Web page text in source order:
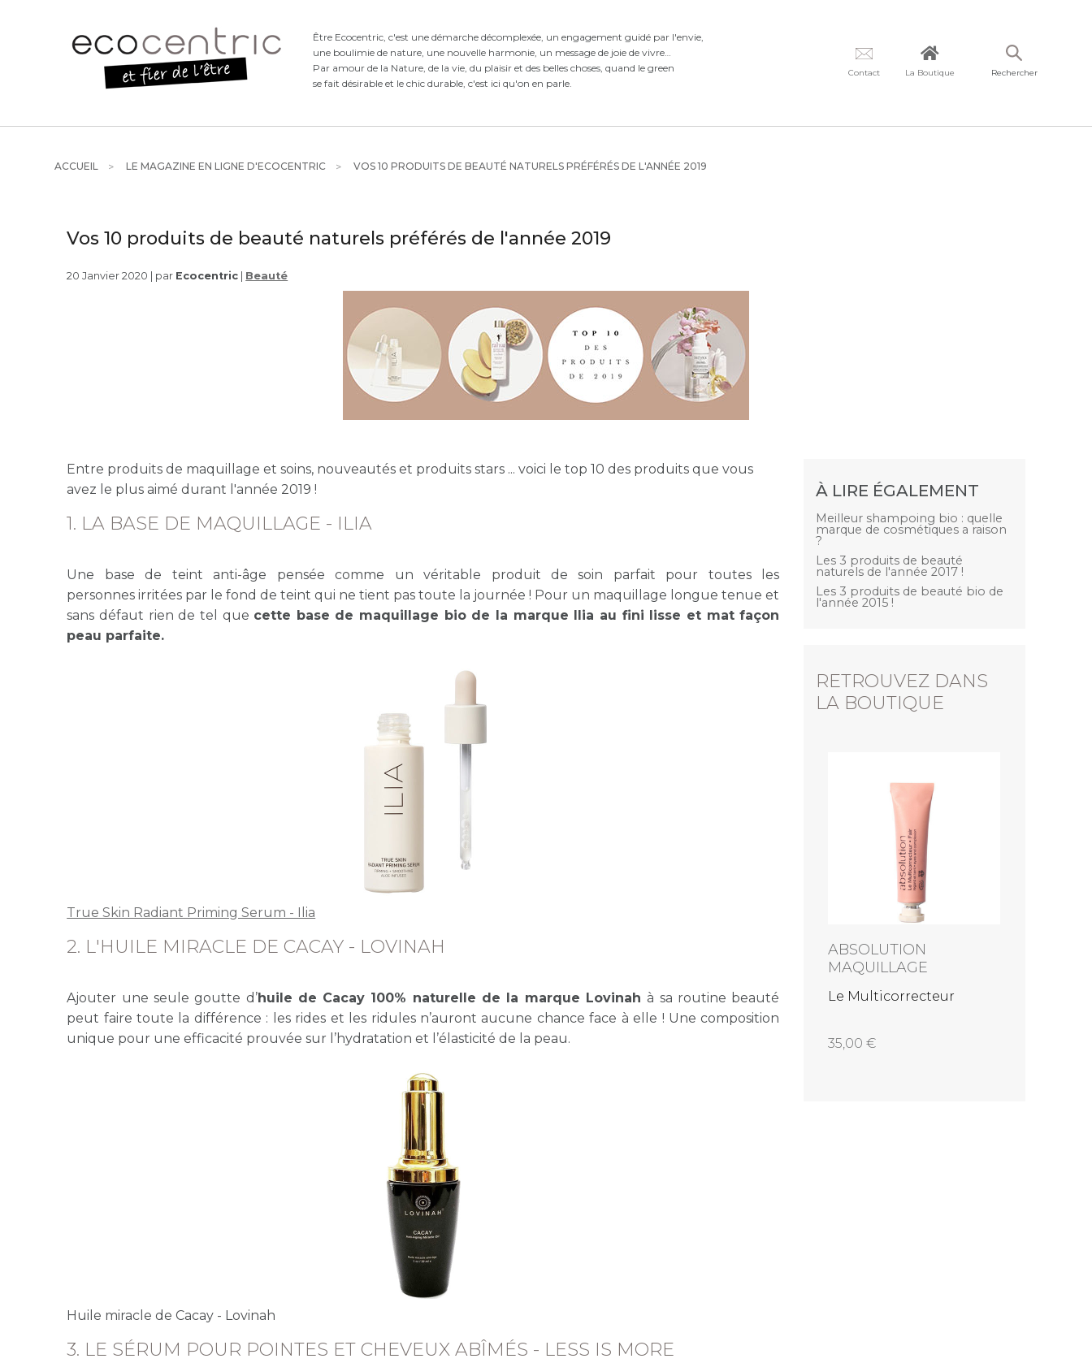
Être Ecocentric, c'est une démarche décomplexée, un engagement guidé par l'envie,
une boulimie de nature, une nouvelle harmonie, un message de joie de vivre
Par amour de la Nature, de la vie, du plaisir et des belles choses, quand le green
se fait désirable et le chic durable, c'est ici qu'on en parle.
Contact La Boutique Rechercher
ACCUEIL LE MAGAZINE EN LIGNE D'ECOCENTRIC VOS 10 PRODUITS DE BEAUTÉ NATURELS PRÉFÉRÉS DE L'ANNÉE 2019
Vos 10 produits de beauté naturels préférés de l'année 2019
20 Janvier 2020 | par Ecocentric Beauté
Entre produits de maquillage et soins, nouveautés et produits stars ... voici le top 10 des produits que vous
avez le plus aimé durant l'année 2019 !
1. LA BASE DE MAQUILLAGE - ILIA
Une base de teint anti-âge pensée comme un véritable produit de soin parfait pour toutes les
personnes irritées par le fond de teint qui ne tient pas toute la journée ! Pour un maquillage longue tenue et
sans défaut rien de tel que cette base de maquillage bio de la marque Ilia au fini lisse et mat façon
peau parfaite.
True Skin Radiant Priming Serum - Ilia
2. L'HUILE MIRACLE DE CACAY - LOVINAH
Ajouter une seule goutte d’huile de Cacay 100% naturelle de la marque Lovinahà sa routine beauté
peut faire toute la différence : les rides et les ridules n’auront aucune chance face à elle ! Une composition
unique pour une efficacité prouvée sur l’hydratation et l’élasticité de la peau.
Huile miracle de Cacay - Lovinah
3. LE SÉRUM POUR POINTES ET CHEVEUX ABÎMÉS - LESS IS MORE
À LIRE ÉGALEMENT
Meilleur shampoing bio : quelle
marque de cosmétiques a raison
?
Les 3 produits de beauté
naturels de l'année 2017 !
Les 3 produits de beauté bio de
l'année 2015 !
RETROUVEZ DANS
LA BOUTIQUE
pointes et cheveux
abîmés
40,00
ABSOLUTION
MAQUILLAGE
Le Multicorrecteur
35,00